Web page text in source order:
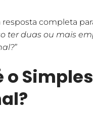
resposta completa
ter duas ou mais
”
o Simples